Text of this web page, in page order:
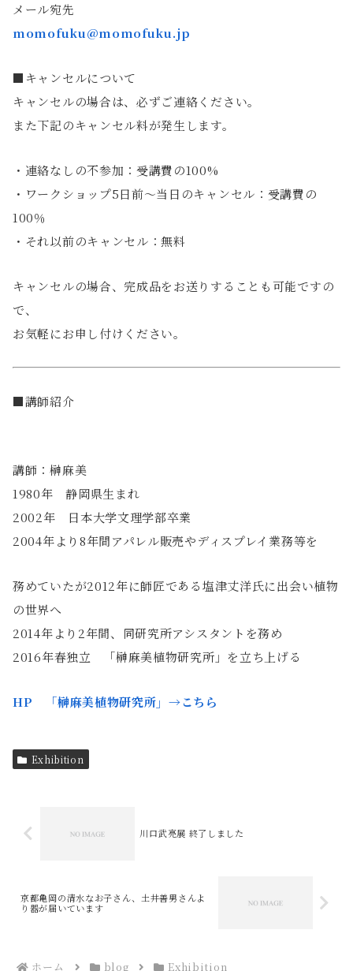
メール宛先
momofuku@momofuku.jp
■キャンセルについて
キャンセルの場合は、必ずご連絡ください。
また下記のキャンセル料が発生します。
・連絡なしの不参加：受講費の100%
・ワークショップ5日前～当日のキャンセル：受講費の
100％
・それ以前のキャンセル：無料
キャンセルの場合、完成品をお送りすることも可能ですの
で、
お気軽にお申し付けください。
■講師紹介
講師：榊麻美
1980年 静岡県生まれ
2002年 日本大学文理学部卒業
2004年より8年間アパレル販売やディスプレイ業務等を
務めていたが2012年に師匠である塩津丈洋氏に出会い植物
の世界へ
2014年より2年間、同研究所アシスタントを務め
2016年春独立 「榊麻美植物研究所」を立ち上げる
HP 「榊麻美植物研究所」→こちら
Exhibition
川口武亮展 終了しました
京都亀岡の清水なお子さん、土井善男さんよ
り器が届いています
ホーム blog Exhibition